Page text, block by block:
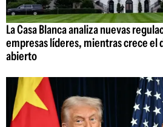
La Casa Blanca analiza nuevas
empresas líderes, mientras crece el
abierto